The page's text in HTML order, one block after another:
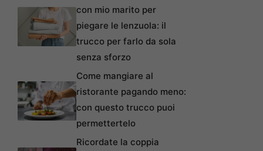
con mio marito per
piegare le lenzuola: il
trucco per farlo da sola
senza sforzo
Come mangiare al
ristorante pagando meno:
con questo trucco puoi
permettertelo
Ricordate la coppia